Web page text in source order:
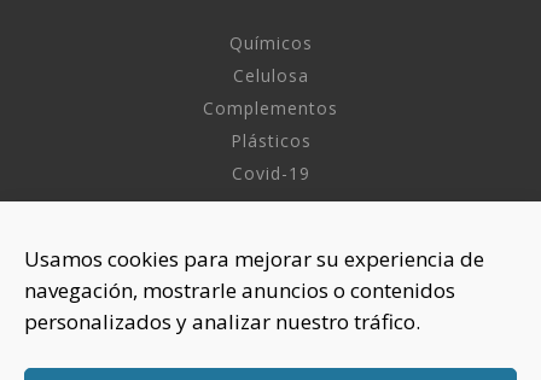
Usamos cookies para mejorar su experiencia de
navegación, mostrarle anuncios o contenidos
personalizados y analizar nuestro tráfico.
Químicos
Celulosa
Complementos
Plásticos
Covid-19
Sobre nosotros
Aviso Legal
Política de Privacidad